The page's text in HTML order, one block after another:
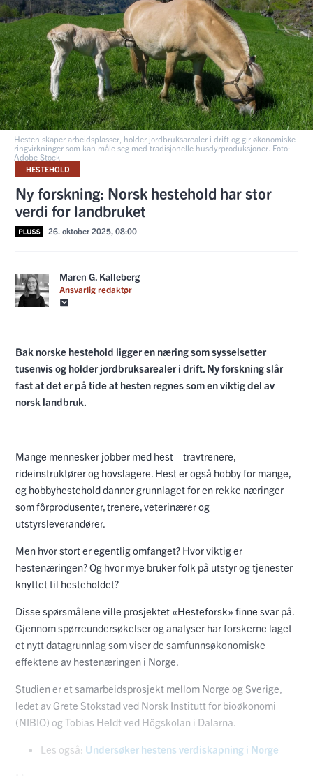
Hesten skaper arbeidsplasser, holder jordbruksarealer i drift og gir økonomiske
ringvirkninger som kan måle seg med tradisjonelle husdyrproduksjoner. Foto:
Adobe Stock
HESTEHOLD
Ny forskning: Norsk hestehold har stor
verdi for landbruket
26. oktober 2025, 08:00
Maren G. Kalleberg
Ansvarlig redaktør
Bak norske hestehold ligger en næring som sysselsetter
tusenvis og holder jordbruksarealer i drift. Ny forskning slår
fast at det er på tide at hesten regnes som en viktig del av
norsk landbruk.
Mange mennesker jobber med hest – travtrenere,
rideinstruktører og hovslagere. Hest er også hobby for mange,
og hobbyhestehold danner grunnlaget for en rekke næringer
som fôrprodusenter, trenere, veterinærer og
utstyrsleverandører.
Men hvor stort er egentlig omfanget? Hvor viktig er
hestenæringen? Og hvor mye bruker folk på utstyr og tjenester
knyttet til hesteholdet?
Disse spørsmålene ville prosjektet «Hesteforsk» finne svar på.
Gjennom spørreundersøkelser og analyser har forskerne laget
et nytt datagrunnlag som viser de samfunnsøkonomiske
effektene av hestenæringen i Norge.
Studien er et samarbeidsprosjekt mellom Norge og Sverige,
ledet av Grete Stokstad ved Norsk Institutt for bioøkonomi
(NIBIO) og Tobias Heldt ved Högskolan i Dalarna.
Les også: Undersøker hestens verdiskapning i Norge